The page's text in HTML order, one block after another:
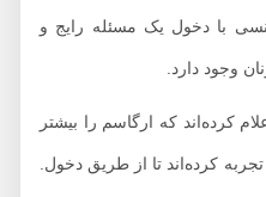
دخول یک مسئله رایج و
دارد.
که ارگاسم را بیشتر
کرده‌اند تا از طریق دخول.